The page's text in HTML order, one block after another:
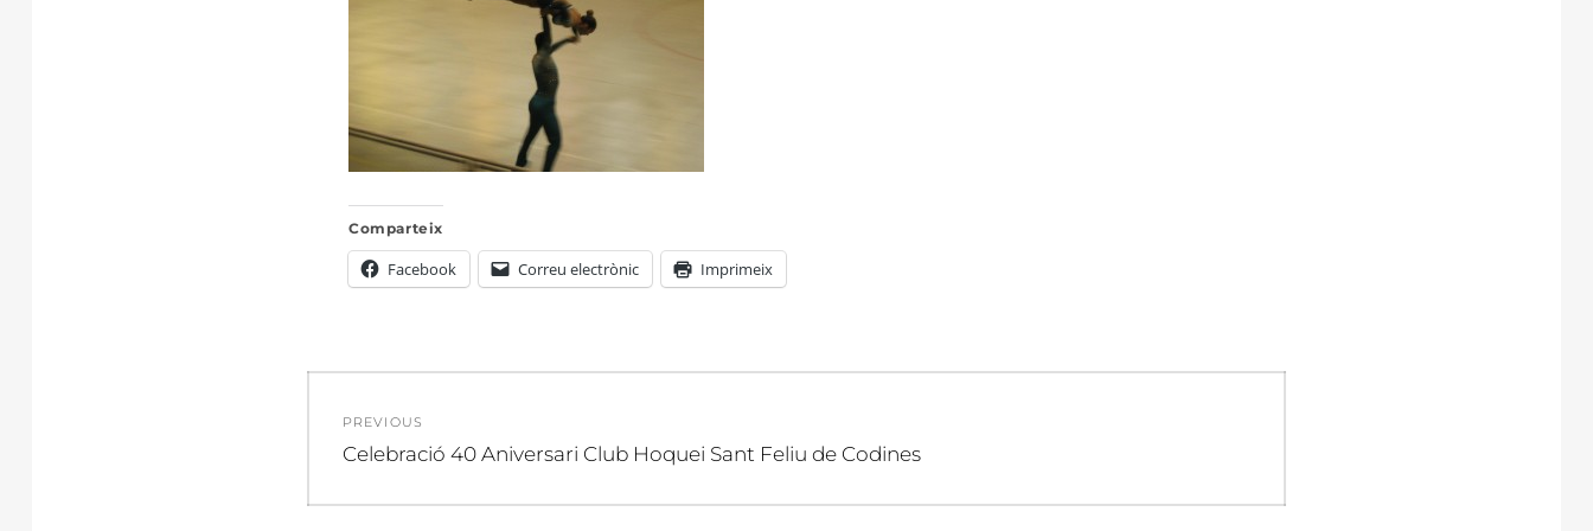
Comparteix
Facebook Correu electrònic Imprimeix
d'entrades
PREVIOUS
Previous
Celebració 40 Aniversari Club Hoquei Sant Feliu de Codines